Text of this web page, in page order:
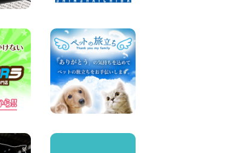
横浜弥生台店限定!!夏季特別
奈川県 横浜弥生台店
100円レンタカー 横浜弥生台
2026年08月07日
お盆も休まず営業します! 神
奈川県 横浜旭南本宿町店
100円レンタカー 横浜旭南本宿町
2026年08月07日
お引越しに便利で最適!(禁煙
100円レンタカー 坂出川津
2026年08月07日